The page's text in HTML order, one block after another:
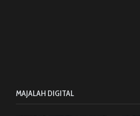
MAJALAH DIGITAL